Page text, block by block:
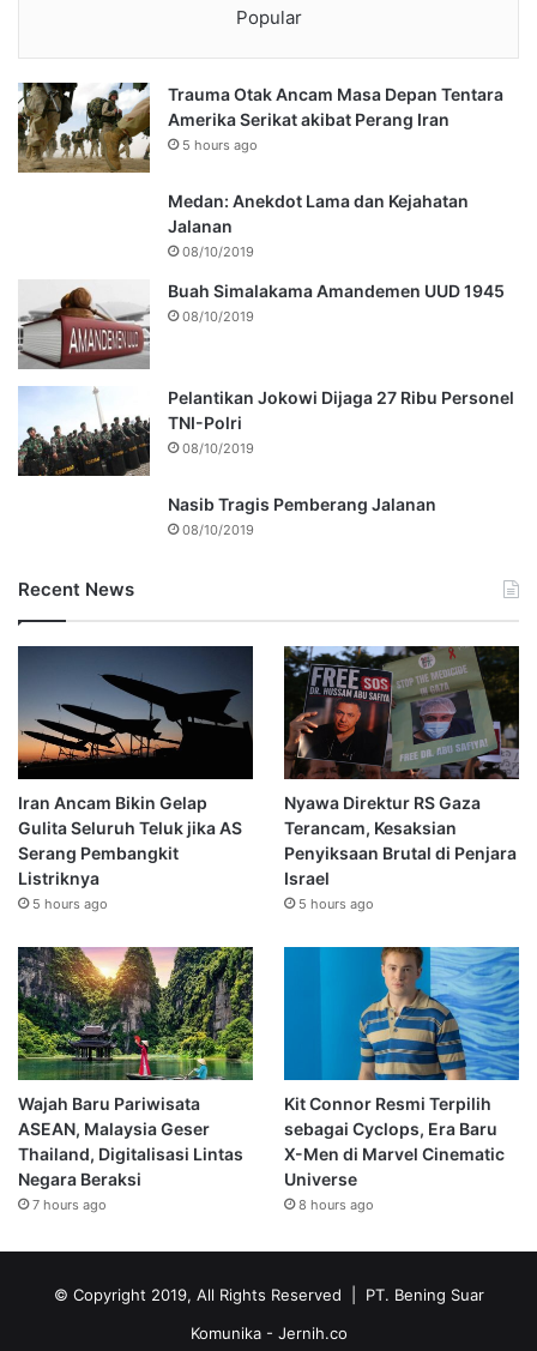
Popular
Trauma Otak Ancam Masa Depan Tentara
Amerika Serikat akibat Perang Iran
5 hours ago
Medan: Anekdot Lama dan Kejahatan
Jalanan
08/10/2019
Buah Simalakama Amandemen UUD 1945
08/10/2019
Pelantikan Jokowi Dijaga 27 Ribu Personel
TNI-Polri
08/10/2019
Nasib Tragis Pemberang Jalanan
08/10/2019
Recent News
Iran Ancam Bikin Gelap
Gulita Seluruh Teluk jika AS
Serang Pembangkit
Listriknya
5 hours ago
Nyawa Direktur RS Gaza
Terancam, Kesaksian
Penyiksaan Brutal di Penjara
Israel
5 hours ago
Wajah Baru Pariwisata
ASEAN, Malaysia Geser
Thailand, Digitalisasi Lintas
Negara Beraksi
7 hours ago
Kit Connor Resmi Terpilih
sebagai Cyclops, Era Baru
X-Men di Marvel Cinematic
Universe
8 hours ago
© Copyright 2019, All Rights Reserved | PT. Bening Suar
Komunika - Jernih.co